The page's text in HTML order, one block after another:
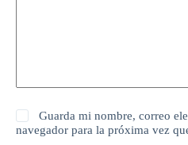
Guarda mi nombre, correo
navegador para la próxima vez